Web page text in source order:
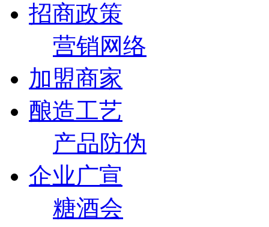
招商政策
营销网络
加盟商家
酿造工艺
产品防伪
企业广宣
糖酒会